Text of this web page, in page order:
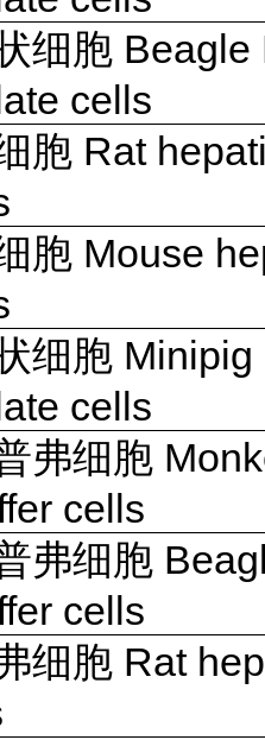
细胞 Beagle
cells
胞 Rat
胞 Mouse
细胞 Minipig
cells
弗细胞
cells
弗细胞
cells
细胞 Rat